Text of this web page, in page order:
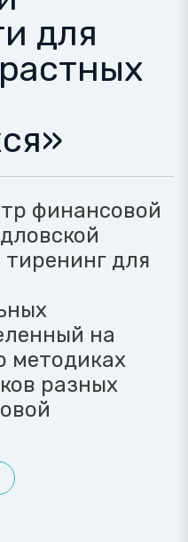
для
финансовой
для
на
методиках
разных